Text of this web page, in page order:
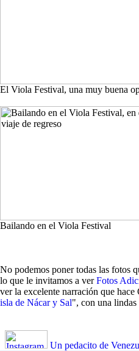
El Viola Festival, una muy buena
Bailando en el Viola Festival
No podemos poner todas las fotos
lo que le invitamos a verFotos
ver la excelente narración que
isla de Nácar y Sal", con una lindas
Un pedacito de